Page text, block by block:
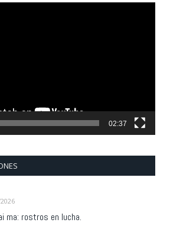
02:37
ma: rostros en lucha.